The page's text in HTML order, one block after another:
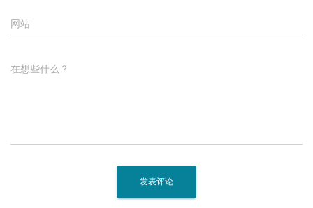
网站
在想些什么？